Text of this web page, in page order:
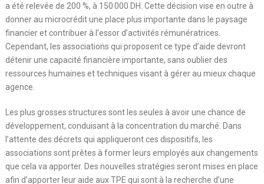
a été relevée de 200 %, à 150 000 DH. Cette décision vise en outre à
donner au microcrédit une place plus importante dans le paysage
financier et contribuer à l’essor d’activités rémunératrices.
Cependant, les associations qui proposent ce type d’aide devront
détenir une capacité financière importante, sans oublier des
ressources humaines et techniques visant à gérer au mieux chaque
agence.
Les plus grosses structures sont les seules à avoir une chance de
développement, conduisant à la concentration du marché. Dans
l’attente des décrets qui appliqueront ces dispositifs, les
associations sont prêtes à former leurs employés aux changements
que cela va apporter. Des nouvelles stratégies seront mises en place
afin d’apporter leur aide aux TPE qui sont à la recherche d’une